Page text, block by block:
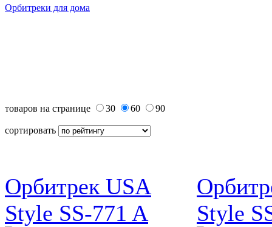
Орбитреки для дома
товаров на странице 30 60 90
сортировать
Орбитрек USA
Style SS-771 A
Style